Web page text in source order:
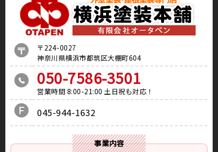
〒224-0027
神奈川県横浜市都筑区大棚町604
050-7586-3501
営業時間 8:00-21:00 土日祝も対応！
045-944-1632
事業内容